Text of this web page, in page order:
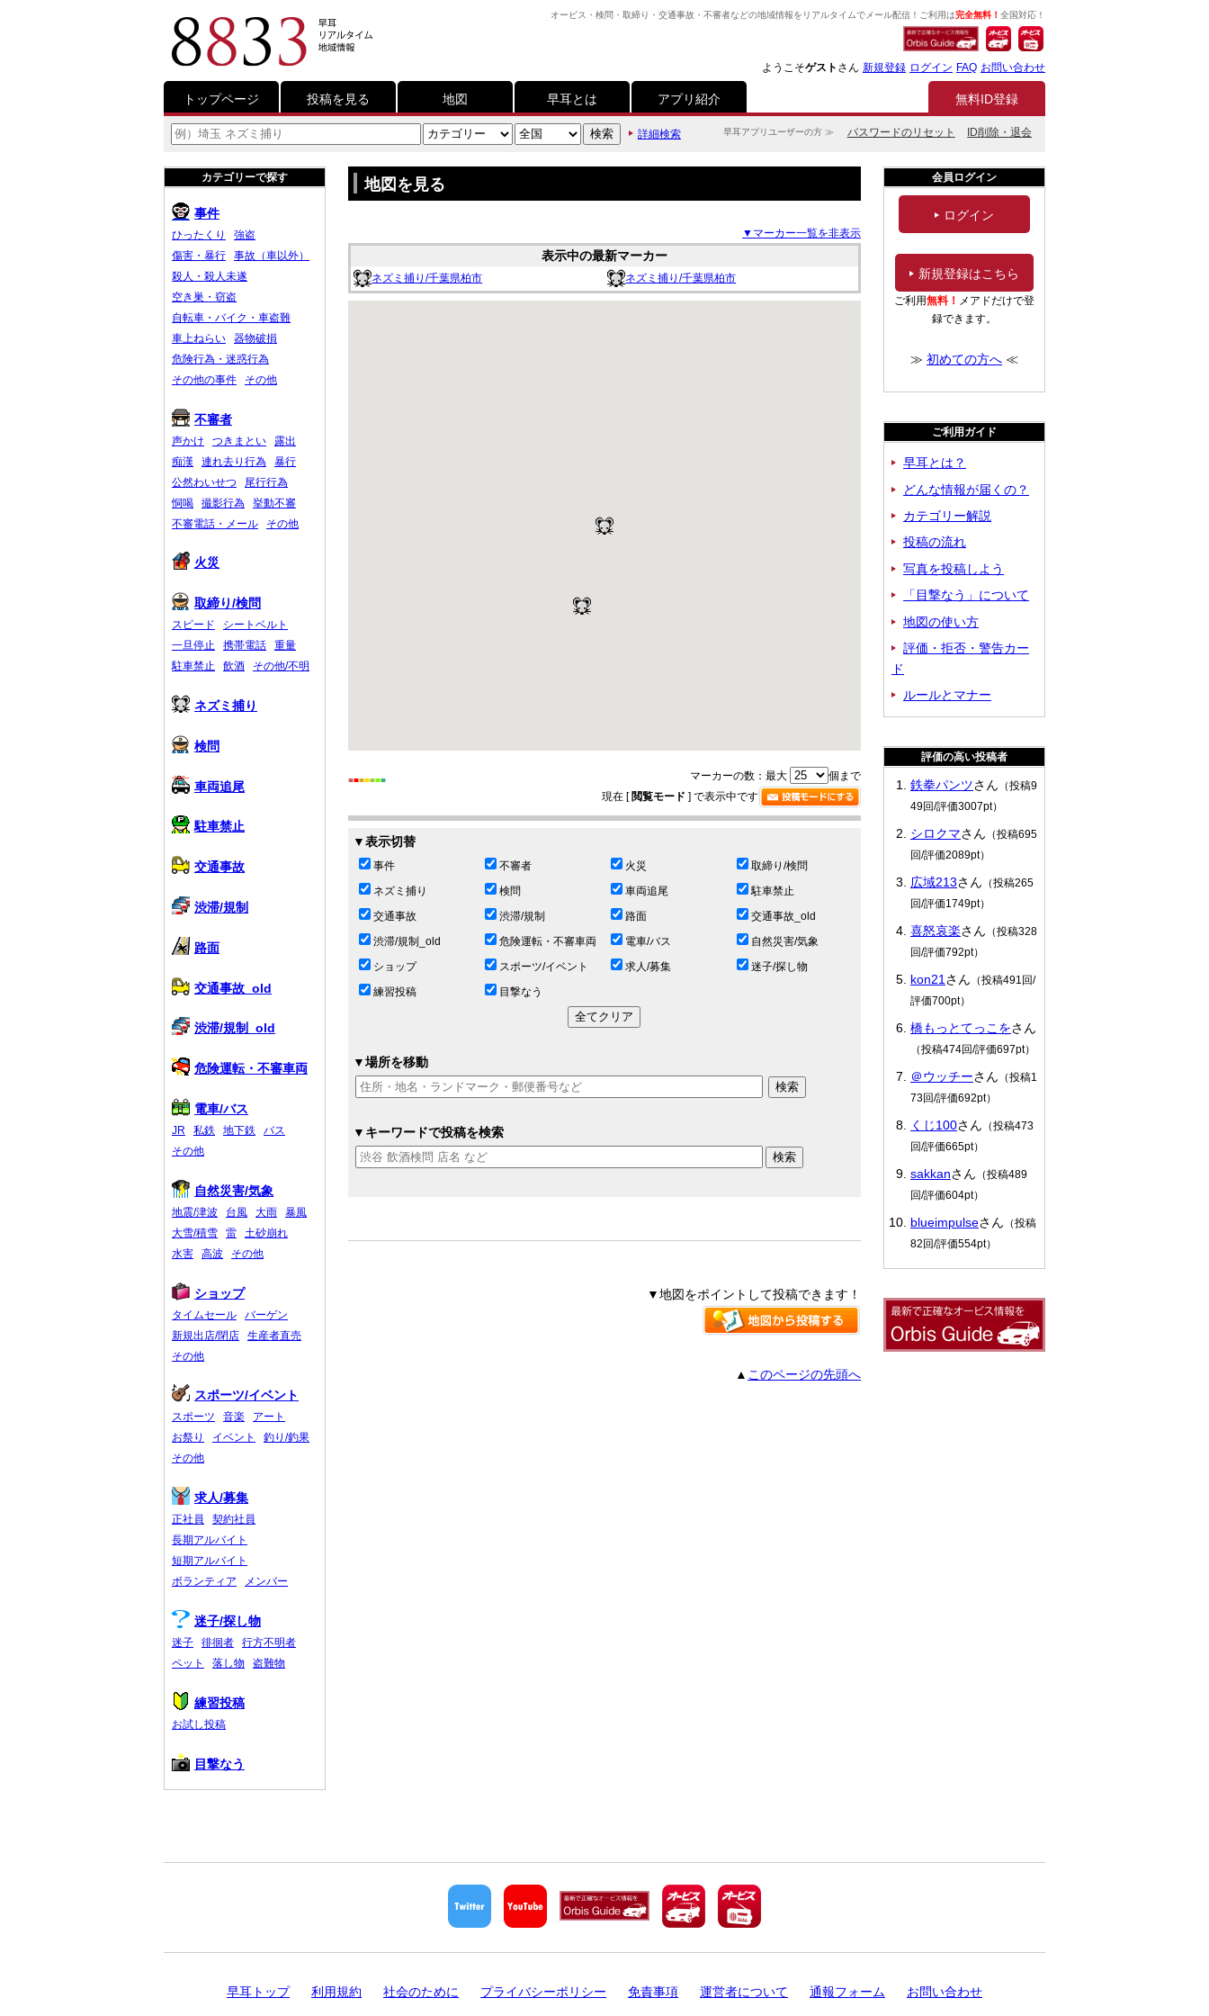
オービス・検問・取締り・交通事故・不審者などの地域情報をリアルタイムでメール配信！ご利用は完全無料！ 全国対応！
ようこそゲスト さん 新規登録 ログイン FAQ お問い合わせ
トップページ 投稿を見る 地図 早耳とは アプリ紹介 無料ID登録
早耳アプリユーザーの方 ≫ パスワードのリセット ID削除・退会
詳細検索
地図を見る
▼マーカー一覧を非表示
表示中の最新マーカー
ネズミ捕り/千葉県柏市 ネズミ捕り/千葉県柏市
■■■■■■■ マーカーの数：最大
個まで
現在 [ 閲覧モード ] で表示中です
▼表示切替
事件 不審者 火災
取締り/検問
ネズミ捕り
検問 車両追尾
駐車禁止
交通事故
渋滞/規制 路面
交通事故_old
渋滞/規制_old
危険運転・不審車両 電車/バス
自然災害/気象
ショップ
スポーツ/イベント 求人/募集
迷子/探し物
練習投稿
目撃なう
▼場所を移動
▼キーワードで投稿を検索
▼地図をポイントして投稿できます！
▲ このページの先頭へ
カテゴリーで探す
事件
ひったくり
強盗
傷害・暴行
事故（車以外）
殺人・殺人未遂
空き巣・窃盗
自転車・バイク・車盗難
車上ねらい
器物破損
危険行為・迷惑行為
その他の事件
その他
不審者
声かけ つきまとい
露出
痴漢
連れ去り行為
暴行
公然わいせつ
尾行行為
恫喝
撮影行為
挙動不審
不審電話・メール
その他
火災
取締り/検問
スピード
シートベルト
一旦停止
携帯電話
重量
駐車禁止
飲酒 その他/不明
ネズミ捕り
検問
車両追尾
駐車禁止
交通事故
渋滞/規制
路面
交通事故_old
渋滞/規制_old
危険運転・不審車両
電車/バス
JR 私鉄 地下鉄
バス
その他
自然災害/気象
地震/津波 台風 大雨
暴風
大雪/積雪
雷
土砂崩れ
水害
高波 その他
ショップ
タイムセール
バーゲン
新規出店/閉店
生産者直売
その他
スポーツ/イベント
スポーツ 音楽
アート
お祭り
イベント
釣り/釣果
その他
求人/募集
正社員
契約社員
長期アルバイト
短期アルバイト
ボランティア
メンバー
迷子/探し物
迷子 徘徊者
行方不明者
ペット
落し物 盗難物
練習投稿
お試し投稿
目撃なう
会員ログイン
ログイン
新規登録はこちら
ご利用無料！ メアドだけで登
録できます。
≫ 初めての方へ ≪
ご利用ガイド
早耳とは？
どんな情報が届くの？
カテゴリー解説
投稿の流れ
写真を投稿しよう
「目撃なう」について
地図の使い方
評価・拒否・警告カー
ド
ルールとマナー
評価の高い投稿者
鉄拳パンツさん （投稿9
49回/評価3007pt）
シロクマさん （投稿695
回/評価2089pt）
広域213さん （投稿265
回/評価1749pt）
喜怒哀楽さん （投稿328
回/評価792pt）
kon21 さん （投稿491回/
評価700pt）
橋もっとてっこをさん
（投稿474回/評価697pt）
＠ウッチーさん （投稿1
73回/評価692pt）
くじ100さん （投稿473
回/評価665pt）
sakkanさん （投稿489
回/評価604pt）
blueimpulseさん （投稿
82回/評価554pt）
早耳トップ 利用規約 社会のために プライバシーポリシー 免責事項 運営者について 通報フォーム お問い合わせ